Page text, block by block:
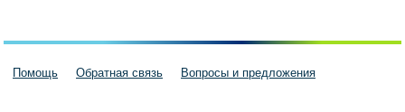
Помощь Обратная связь Вопросы и предложения